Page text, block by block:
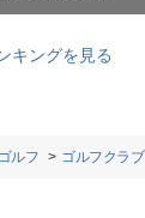
キングを見る
ルフ ゴルフクラブ